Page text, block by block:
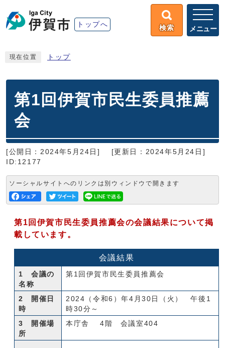
トップへ 検索 メニュー
現在位置 トップ
第1回伊賀市民生委員推薦
会
[公開日：2024年5月24日]
[更新日：2024年5月24日]
ID:12177
ソーシャルサイトへのリンクは別ウィンドウで開きます
第1回伊賀市民生委員推薦会の会議結果について掲
載しています。
会議結果
1 会議の
名称
第1回伊賀市民生委員推薦会
2 開催日
時
2024（令和6）年4月30日（火） 午後1
時30分～
3 開催場
所
本庁舎 4階 会議室404